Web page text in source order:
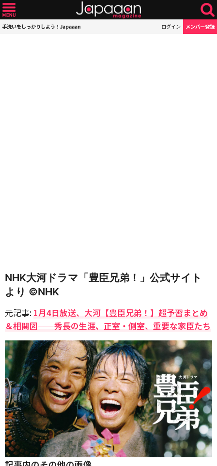
手洗いをしっかりしよう！Japaaan ログイン メンバー登録
NHK大河ドラマ「豊臣兄弟！」公式サイト
より ©NHK
元記事: 1月4日放送、大河【豊臣兄弟！】超予習まとめ
＆相関図——秀長の生涯、正室・側室、重要な家臣たち